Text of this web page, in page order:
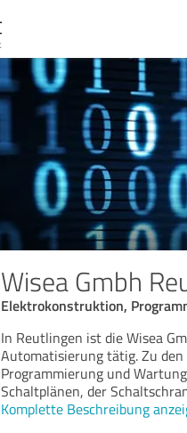
Wisea Gmbh
Elektrokonstruktion,
In Reutlingen ist die Wisea
Automatisierung tätig. Zu
Programmierung und
Schaltplänen, der
Komplette Beschreibung